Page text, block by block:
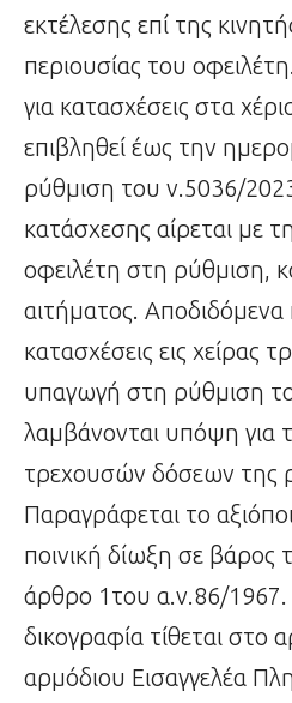
εκτέλεσης επί της
περιουσίας του
για κατασχέσεις στα
επιβληθεί έως την
ρύθμιση του ν.5036/
κατάσχεσης αίρεται με
οφειλέτη στη ρύθμιση,
αιτήματος.
κατασχέσεις εις χείρας
υπαγωγή στη ρύθμιση
λαμβάνονται υπόψη για
τρεχουσών δόσεων της
Παραγράφεται το
ποινική δίωξη σε
άρθρο 1του α.ν.86/1967.
δικογραφία τίθεται στο
αρμόδιου Εισαγγελέα